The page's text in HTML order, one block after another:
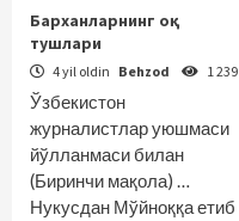
Барханларнинг оқ
тушлари
4 yil oldin Behzod 1 239
Ўзбекистон
журналистлар уюшмаси
йўлланмаси билан
(Биринчи мақола) …
Нукусдан Мўйноққа етиб